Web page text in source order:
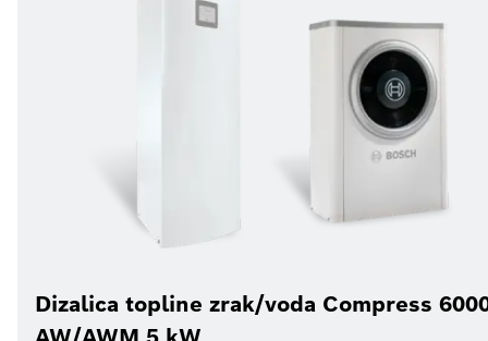
Dizalica topline zrak/voda Compress